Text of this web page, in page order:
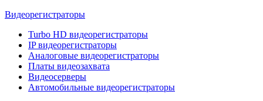
Видеорегистраторы
Turbo HD видеорегистраторы
IP видеорегистраторы
Аналоговые видеорегистраторы
Платы видеозахвата
Видеосерверы
Автомобильные видеорегистраторы